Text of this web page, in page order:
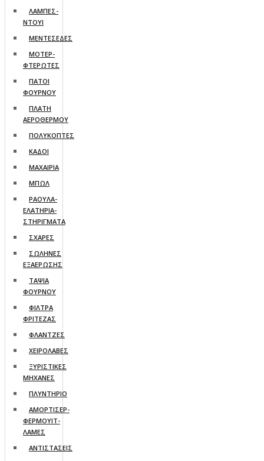
ΛΑΜΠΕΣ-
ΝΤΟΥΙ
ΜΕΝΤΕΣΕΔΕΣ
ΜΟΤΕΡ-
ΦΤΕΡΩΤΕΣ
ΠΑΤΟΙ
ΦΟΥΡΝΟΥ
ΠΛΑΤΗ
ΑΕΡΟΘΕΡΜΟΥ
ΠΟΛΥΚΟΠΤΕΣ
ΚΑΔΟΙ
ΜΑΧΑΙΡΙΑ
ΜΠΩΛ
ΡΑΟΥΛΑ-
ΕΛΑΤΗΡΙΑ-
ΣΤΗΡΙΓΜΑΤΑ
ΣΧΑΡΕΣ
ΣΩΛΗΝΕΣ
ΕΞΑΕΡΩΣΗΣ
ΤΑΨΙΑ
ΦΟΥΡΝΟΥ
ΦΙΛΤΡΑ
ΦΡΙΤΕΖΑΣ
ΦΛΑΝΤΖΕΣ
ΧΕΙΡΟΛΑΒΕΣ
ΞΥΡΙΣΤΙΚΕΣ
ΜΗΧΑΝΕΣ
ΠΛΥΝΤΗΡΙΟ
ΑΜΟΡΤΙΣΕΡ-
ΦΕΡΜΟΥΙΤ-
ΛΑΜΕΣ
ΑΝΤΙΣΤΑΣΕΙΣ